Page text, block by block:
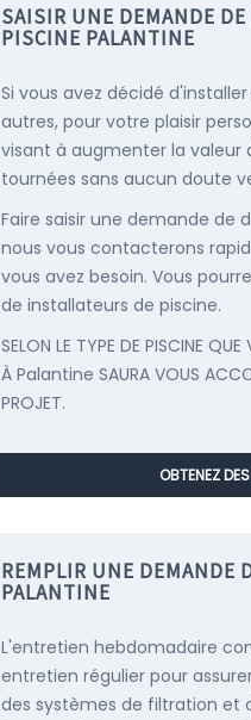
SAISIR UNE DEMANDE
PISCINE PALANTINE
Si vous avez décidé
autres, pour votre plaisir
visant à augmenter la valeur
tournées sans aucun doute
Faire saisir une demande de
nous vous contacterons
vous avez besoin. Vous
de installateurs de piscine.
SELON LE TYPE DE PISCINE
À Palantine SAURA VOUS
PROJET.
OBTENEZ
REMPLIR UNE DEMANDE
PALANTINE
L'entretien hebdomadaire
entretien régulier pour
des systèmes de filtration et